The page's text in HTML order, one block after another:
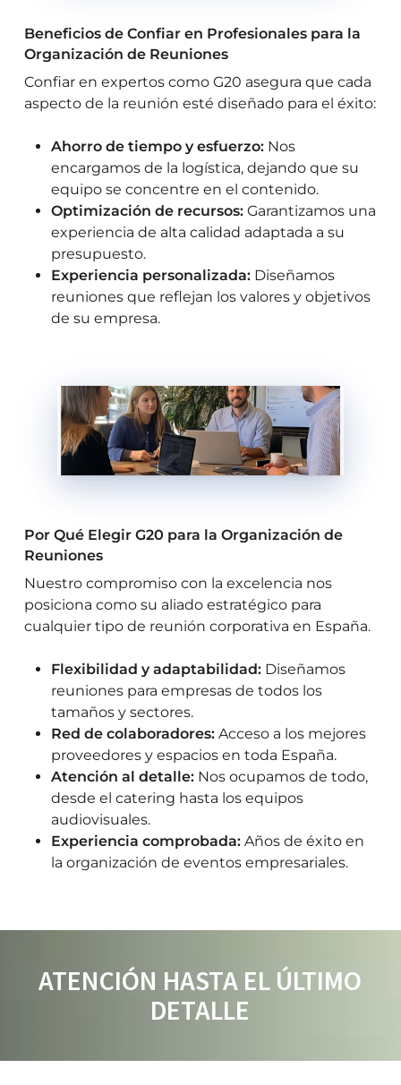
Beneficios de Confiar en Profesionales para la
Organización de Reuniones
Confiar en expertos como G20 asegura que cada
aspecto de la reunión esté diseñado para el éxito:
Ahorro de tiempo y esfuerzo:Nos
encargamos de la logística, dejando que su
equipo se concentre en el contenido.
Optimización de recursos:Garantizamos una
experiencia de alta calidad adaptada a su
presupuesto.
Experiencia personalizada:Diseñamos
reuniones que reflejan los valores y objetivos
de su empresa.
Por Qué Elegir G20 para la Organización de
Reuniones
Nuestro compromiso con la excelencia nos
posiciona como su aliado estratégico para
cualquier tipo de reunión corporativa en España.
Flexibilidad y adaptabilidad:Diseñamos
reuniones para empresas de todos los
tamaños y sectores.
Red de colaboradores:Acceso a los mejores
proveedores y espacios en toda España.
Atención al detalle:Nos ocupamos de todo,
desde el catering hasta los equipos
audiovisuales.
Experiencia comprobada:Años de éxito en
la organización de eventos empresariales.
ATENCIÓN HASTA EL ÚLTIMO
DETALLE